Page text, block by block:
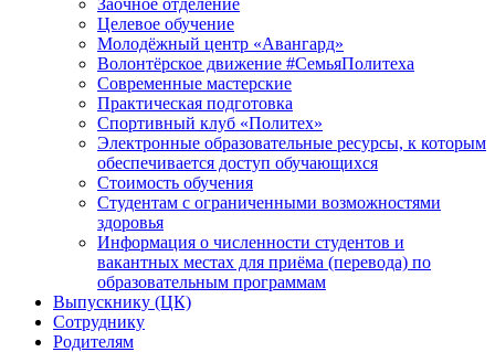
Заочное отделение
Целевое обучение
Молодёжный центр «Авангард»
Волонтёрское движение #СемьяПолитеха
Современные мастерские
Практическая подготовка
Спортивный клуб «Политех»
Электронные образовательные ресурсы, к которым
обеспечивается доступ обучающихся
Стоимость обучения
Студентам с ограниченными возможностями
здоровья
Информация о численности студентов и
вакантных местах для приёма (перевода) по
образовательным программам
Выпускнику (ЦК)
Сотруднику
Родителям